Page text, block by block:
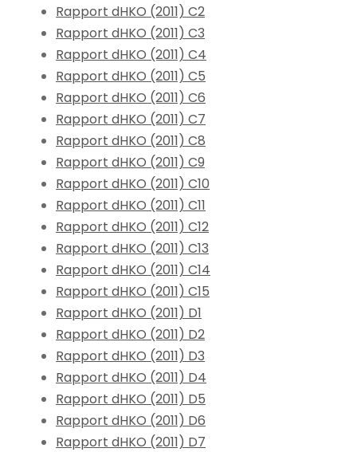
Rapport dHKO (2011) C2
Rapport dHKO (2011) C3
Rapport dHKO (2011) C4
Rapport dHKO (2011) C5
Rapport dHKO (2011) C6
Rapport dHKO (2011) C7
Rapport dHKO (2011) C8
Rapport dHKO (2011) C9
Rapport dHKO (2011) C10
Rapport dHKO (2011) C11
Rapport dHKO (2011) C12
Rapport dHKO (2011) C13
Rapport dHKO (2011) C14
Rapport dHKO (2011) C15
Rapport dHKO (2011) D1
Rapport dHKO (2011) D2
Rapport dHKO (2011) D3
Rapport dHKO (2011) D4
Rapport dHKO (2011) D5
Rapport dHKO (2011) D6
Rapport dHKO (2011) D7